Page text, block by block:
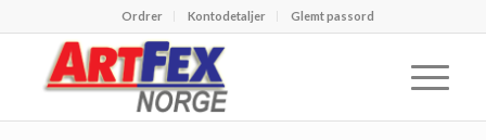
Ordrer Kontodetaljer Glemt passord